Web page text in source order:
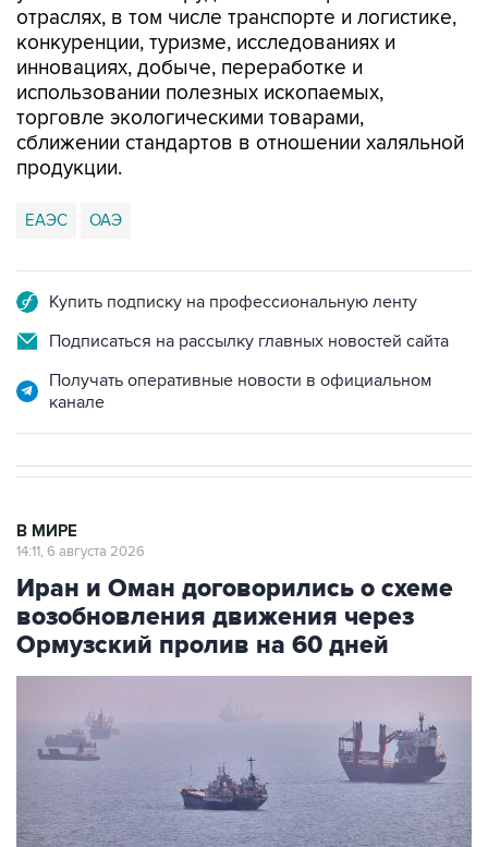
отраслях, в том числе транспорте и логистике,
конкуренции, туризме, исследованиях и
инновациях, добыче, переработке и
использовании полезных ископаемых,
торговле экологическими товарами,
сближении стандартов в отношении халяльной
продукции.
ЕАЭС ОАЭ
Купить подписку на профессиональную ленту
Подписаться на рассылку главных новостей сайта
Получать оперативные новости в официальном
канале
В МИРЕ
14:11, 6 августа 2026
Иран и Оман договорились о схеме
возобновления движения через
Ормузский пролив на 60 дней